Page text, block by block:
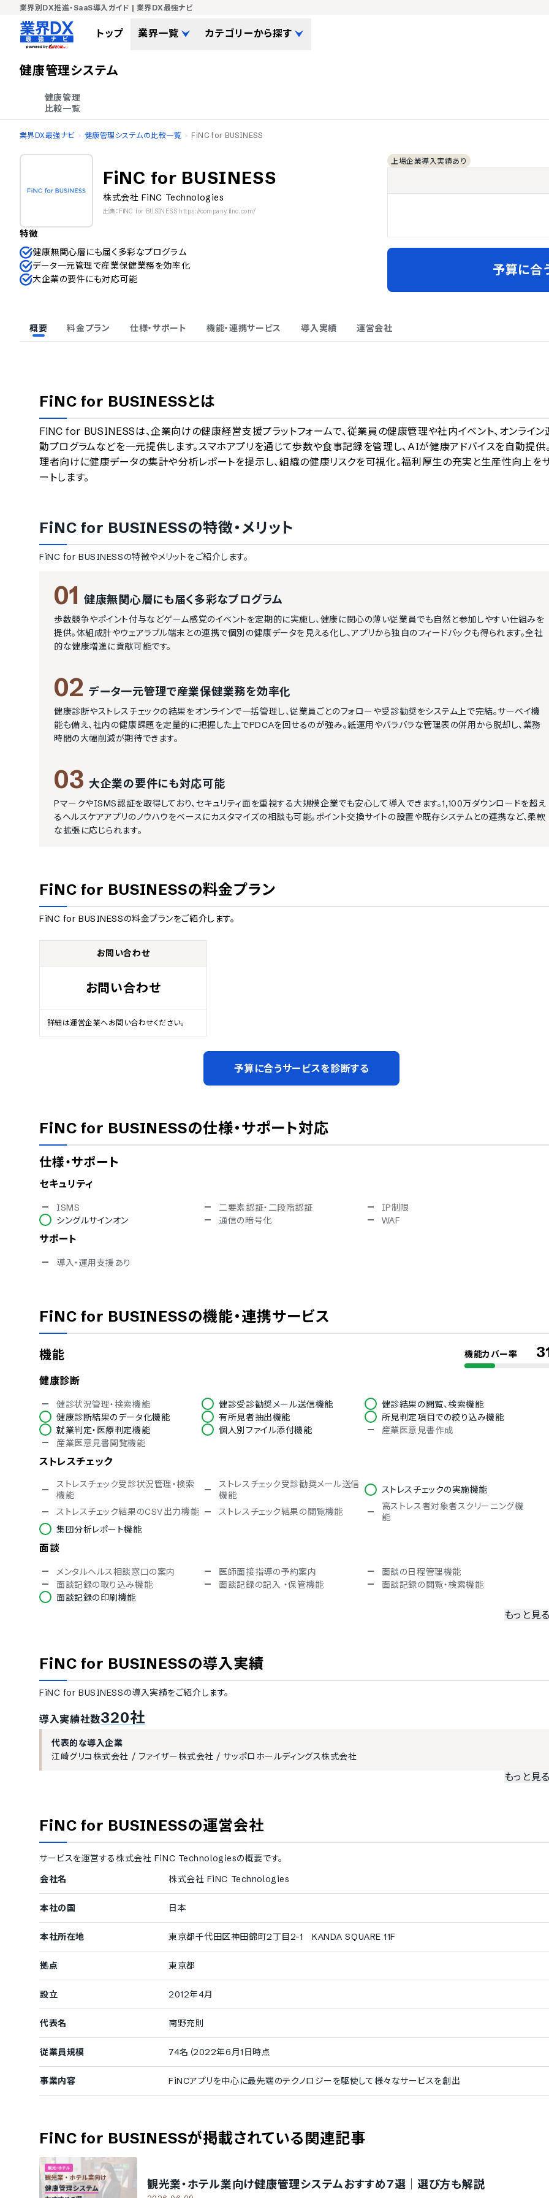
業界別DX推進・SaaS導入ガイド | 業界DX最強ナビ
トップ 業界一覧 カテゴリーから探す
健康管理システム
健康管理
比較一覧
業界DX最強ナビ 健康管理システムの比較一覧 FiNC for BUSINESS
FiNC for BUSINESS
株式会社 FiNC Technologies
出典：FiNC for BUSINESS https://company.finc.com/
特徴
健康無関心層にも届く多彩なプログラム
データ一元管理で産業保健業務を効率化
大企業の要件にも対応可能
上場企業導入実績あり
予算に合
概要 料金プラン 仕様・サポート 機能・連携サービス 導入実績 運営会社
FiNC for BUSINESSとは
FiNC for BUSINESSは、企業向けの健康経営支援プラットフォームで、従業員の健康管理や社内イベント、オンライン
動プログラムなどを一元提供します。スマホアプリを通じて歩数や食事記録を管理し、AIが健康アドバイスを自動提供
理者向けに健康データの集計や分析レポートを提示し、組織の健康リスクを可視化。福利厚生の充実と生産性向上を
ートします。
FiNC for BUSINESSの特徴・メリット
FiNC for BUSINESSの特徴やメリットをご紹介します。
01 健康無関心層にも届く多彩なプログラム
歩数競争やポイント付与などゲーム感覚のイベントを定期的に実施し、健康に関心の薄い従業員でも自然と参加しやすい仕組みを
提供。体組成計やウェアラブル端末との連携で個別の健康データを見える化し、アプリから独自のフィードバックも得られます。全社
的な健康増進に貢献可能です。
02 データ一元管理で産業保健業務を効率化
健康診断やストレスチェックの結果をオンラインで一括管理し、従業員ごとのフォローや受診勧奨をシステム上で完結。サーベイ機
能も備え、社内の健康課題を定量的に把握した上でPDCAを回せるのが強み。紙運用やバラバラな管理表の併用から脱却し、業務
時間の大幅削減が期待できます。
03 大企業の要件にも対応可能
PマークやISMS認証を取得しており、セキュリティ面を重視する大規模企業でも安心して導入できます。1,100万ダウンロードを超え
るヘルスケアアプリのノウハウをベースにカスタマイズの相談も可能。ポイント交換サイトの設置や既存システムとの連携など、柔軟
な拡張に応じられます。
FiNC for BUSINESSの料金プラン
FiNC for BUSINESSの料金プランをご紹介します。
お問い合わせ
お問い合わせ
詳細は運営企業へお問い合わせください。
予算に合うサービスを診断する
FiNC for BUSINESSの仕様・サポート対応
仕様・サポート
セキュリティ
ISMS 二要素認証・二段階認証
IP制限
シングルサインオン
通信の暗号化 WAF
サポート
導入・運用支援あり
FiNC for BUSINESSの機能・連携サービス
機能 機能カバー率
健康診断
健診状況管理・検索機能 健診受診勧奨メール送信機能
健診結果の閲覧、検索機能
健康診断結果のデータ化機能
有所見者抽出機能
所見判定項目での絞り込み機能
就業判定・医療判定機能
個人別ファイル添付機能
産業医意見書作成
産業医意見書閲覧機能
ストレスチェック
ストレスチェック受診状況管理・検索
機能
ストレスチェック受診勧奨メール送信
機能
ストレスチェックの実施機能
ストレスチェック結果のCSV出力機能
ストレスチェック結果の閲覧機能
高ストレス者対象者スクリーニング機
能
集団分析レポート機能
面談
メンタルヘルス相談窓口の案内 医師面接指導の予約案内
面談の日程管理機能
面談記録の取り込み機能
面談記録の記入 ・保管機能
面談記録の閲覧・検索機能
面談記録の印刷機能
分析
組織分析機能機能 疾病リスク予測機能
自由質問アンケート実施機能
保健指導・フォロー
専門職サポート 嘱託産業医の紹介
社員研修・健康教育の提供
もっと見
FiNC for BUSINESSの導入実績
FiNC for BUSINESSの導入実績をご紹介します。
導入実績社数320社
代表的な導入企業
江崎グリコ株式会社 / ファイザー株式会社 / サッポロホールディングス株式会社
1000名以上
江崎グリコ株式会社/株式会社コジマ/株式会社ビックカメラ/ファイザー株式会社
300〜499名
もっと見
FiNC for BUSINESSの運営会社
サービスを運営する株式会社 FiNC Technologiesの概要です。
会社名
株式会社 FiNC Technologies
本社の国 日本
本社所在地 東京都千代田区神田錦町2丁目2-1 KANDA SQUARE 11F
拠点 東京都
設立 2012年4月
代表名 南野充則
従業員規模 74名（2022年6月1日時点
事業内容 FiNCアプリを中心に最先端のテクノロジーを駆使して様々なサービスを創出
FiNC for BUSINESSが掲載されている関連記事
観光業・ホテル業向け健康管理システムおすすめ7選｜選び方も解説